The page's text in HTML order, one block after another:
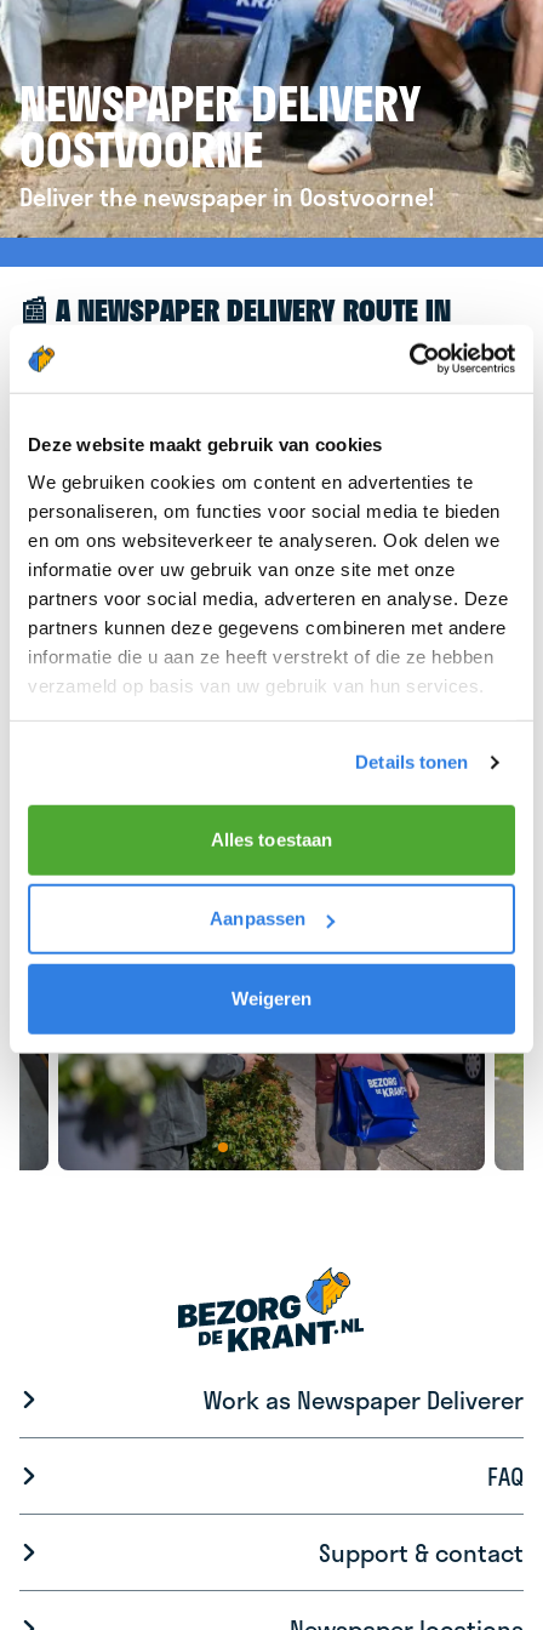
Deze website maakt gebruik van cookies
We gebruiken cookies om content en advertenties te
personaliseren, om functies voor social media te bieden
en om ons websiteverkeer te analyseren. Ook delen we
informatie over uw gebruik van onze site met onze
partners voor social media, adverteren en analyse. Deze
partners kunnen deze gegevens combineren met andere
informatie die u aan ze heeft verstrekt of die ze hebben
verzameld op basis van uw gebruik van hun services.
Details tonen
Alles toestaan
Aanpassen
Weigeren
NEWSPAPER DELIVERY
OOSTVOORNE
Deliver the newspaper in Oostvoorne!
📰 A NEWSPAPER DELIVERY ROUTE IN
OOSTVOORNE
Great to see you're interested in a newspaper
we’d like to refer you to thekrantenbezorgen.nl
website. There, you can easily sign up to deliver
newspapers in Oostvoorne.
We hope you can get started soon and wish you
the best of luck! 🚴‍♂️💨
Work as Newspaper Deliverer
FAQ
Support & contact